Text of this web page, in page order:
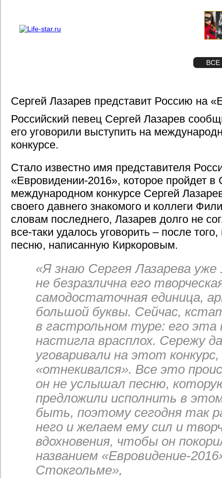
ВСЕ
Сергей Лазарев представит Россию на
Российский певец Сергей Лазарев
его уговорили выступить на
конкурсе.
Стало известно имя представителя
«Евровидении-2016», которое пройдет в
международном конкурсе Сергей
своего давнего знакомого и коллеги
словам последнего, Лазарев долго не
все-таки удалось уговорить – после
песню, написанную Киркоровым.
«Я знаю Сергея Лазарева
не безразлична его
самодостаточная единица,
большой буквы. Сейчас,
в гастрольном туре: его эта
настигла врасплох. Сережу
уговаривали на этот
«отнекивался». Все это
он не услышал песню,
предложили исполнить в
быть, поэтому сегодня так
него и желаем ему сил и
вдохновения, чтобы он
названием «Евровидение-
Стокгольме»,